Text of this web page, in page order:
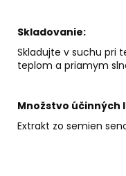
Skladovanie:
Skladujte v suchu pri
teplom a priamym
Množstvo
Extrakt zo